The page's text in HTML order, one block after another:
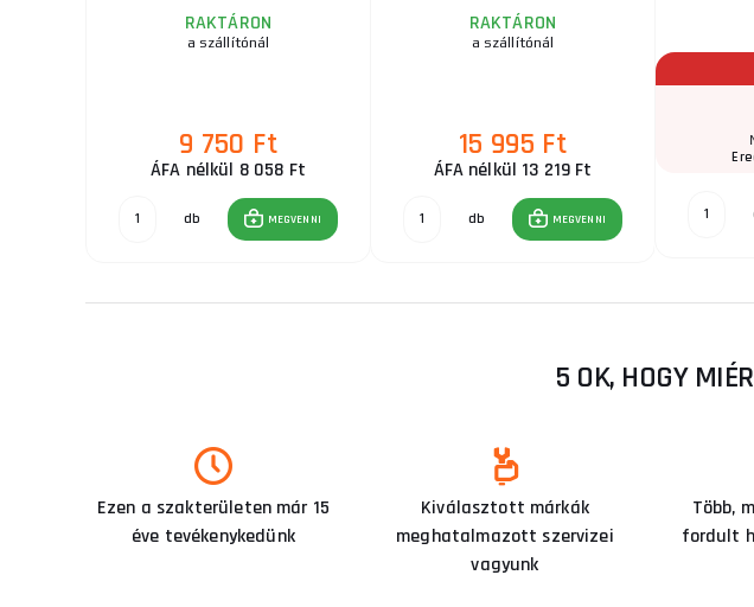
RAKTÁRON
a szállítónál
9 750 Ft
ÁFA nélkül 8 058 Ft
db MEGVENNI
RAKTÁRON
a szállítónál
15 995 Ft
ÁFA nélkül 13 219 Ft
db MEGVENNI
5 OK, HOGY
Ezen a szakterületen már 15
éve tevékenykedünk
Kiválasztott márkák
meghatalmazott szervizei
vagyunk
Több,
fordult